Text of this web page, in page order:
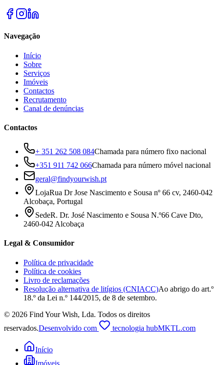
Navegação
Início
Sobre
Serviços
Imóveis
Contactos
Recrutamento
Canal de denúncias
Contactos
+ 351 262 508 084Chamada para número fixo nacional
+351 911 742 066Chamada para número móvel nacional
geral@findyourwish.pt
LojaRua Dr Jose Nascimento e Sousa nº 66 cv, 2460-042
Alcobaça, Portugal
SedeR. Dr. José Nascimento e Sousa N.º66 Cave Dto,
2460-042 Alcobaça
Legal & Consumidor
Política de privacidade
Política de cookies
Livro de reclamações
Resolução alternativa de litígios (CNIACC)Ao abrigo do art.º
18.º da Lei n.º 144/2015, de 8 de setembro.
© 2026 Find Your Wish, Lda. Todos os direitos
reservados.Desenvolvido com tecnologia hubMKTL.com
Início
Imóveis